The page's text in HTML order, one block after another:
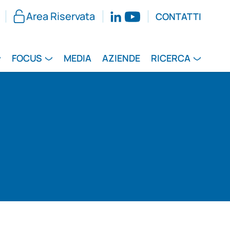
Area Riservata CONTATTI
FOCUS MEDIA AZIENDE RICERCA